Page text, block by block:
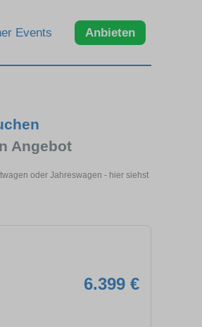
Events Anbieten
Angebot
oder Jahreswagen - hier siehst
6.399 €